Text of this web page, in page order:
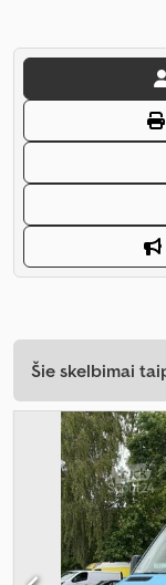
Šie skelbimai